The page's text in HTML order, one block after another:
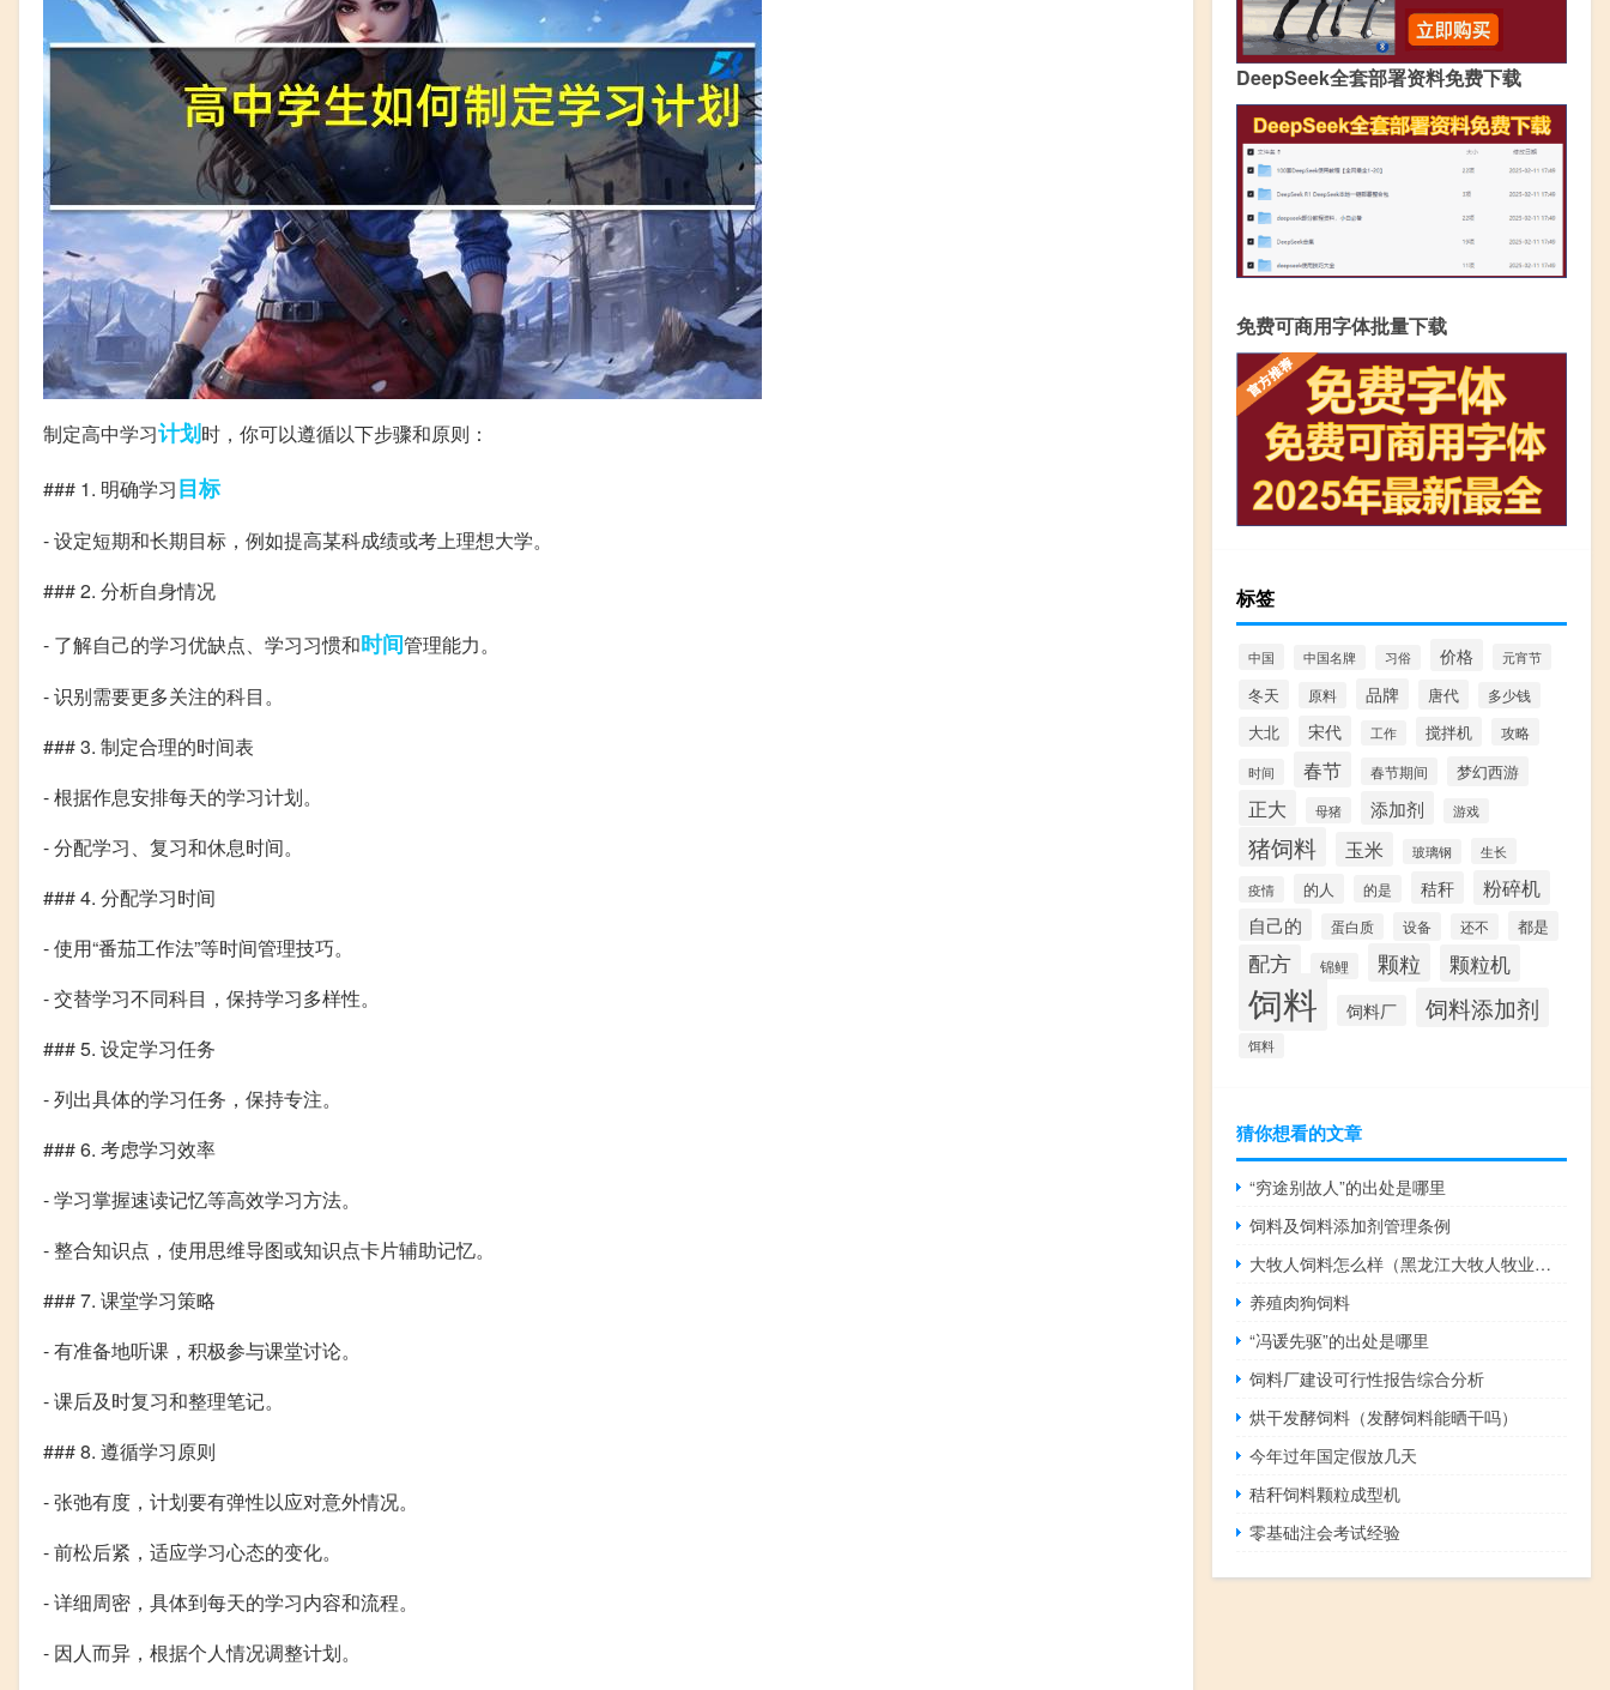
制定高中学习计划时，你可以遵循以下步骤和原则：
### 1. 明确学习目标
- 设定短期和长期目标，例如提高某科成绩或考上理想大学。
### 2. 分析自身情况
- 了解自己的学习优缺点、学习习惯和时间管理能力。
- 识别需要更多关注的科目。
### 3. 制定合理的时间表
- 根据作息安排每天的学习计划。
- 分配学习、复习和休息时间。
### 4. 分配学习时间
- 使用“番茄工作法”等时间管理技巧。
- 交替学习不同科目，保持学习多样性。
### 5. 设定学习任务
- 列出具体的学习任务，保持专注。
### 6. 考虑学习效率
- 学习掌握速读记忆等高效学习方法。
- 整合知识点，使用思维导图或知识点卡片辅助记忆。
### 7. 课堂学习策略
- 有准备地听课，积极参与课堂讨论。
- 课后及时复习和整理笔记。
### 8. 遵循学习原则
- 张弛有度，计划要有弹性以应对意外情况。
- 前松后紧，适应学习心态的变化。
- 详细周密，具体到每天的学习内容和流程。
- 因人而异，根据个人情况调整计划。
DeepSeek全套部署资料免费下载
免费可商用字体批量下载
标签
中国 中国名牌 习俗 价格 元宵节
冬天 原料 品牌 唐代 多少钱
大北 宋代 工作 搅拌机 攻略
时间 春节 春节期间 梦幻西游
正大 母猪 添加剂 游戏
猪饲料 玉米 玻璃钢
生长
疫情
的人 的是 秸秆 粉碎机
自己的 蛋白质 设备 还不 都是
配方 锦鲤 颗粒 颗粒机
饲料 饲料厂 饲料添加剂
饵料
猜你想看的文章
“穷途别故人”的出处是哪里
饲料及饲料添加剂管理条例
大牧人饲料怎么样（黑龙江大牧人牧业是骗子公司）
养殖肉狗饲料
“冯谖先驱”的出处是哪里
饲料厂建设可行性报告综合分析
烘干发酵饲料（发酵饲料能晒干吗）
今年过年国定假放几天
秸秆饲料颗粒成型机
零基础注会考试经验